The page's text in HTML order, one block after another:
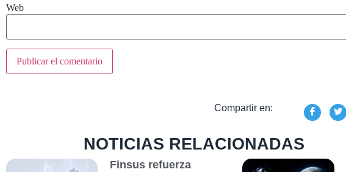
Web
Compartir en:
NOTICIAS RELACIONADAS
Finsus refuerza